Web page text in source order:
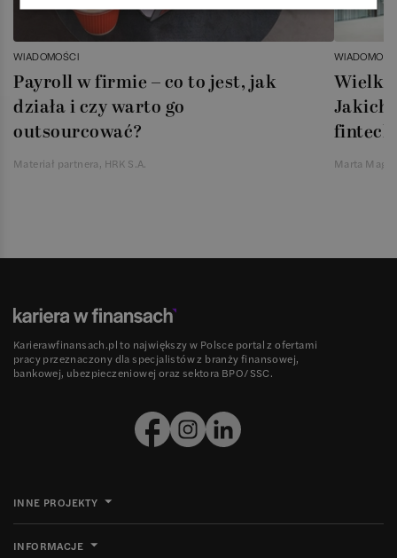
WIADOMOŚCI
Payroll w firmie – co to jest, jak
działa i czy warto go
outsourcować?
Materiał partnera, HRK S.A.
Jakich
Marta
Karierawfinansach.pl to największy w Polsce portal z ofertami
pracy przeznaczony dla specjalistów z branży finansowej,
bankowej, ubezpieczeniowej oraz sektora BPO/SSC.
INNE PROJEKTY
INFORMACJE